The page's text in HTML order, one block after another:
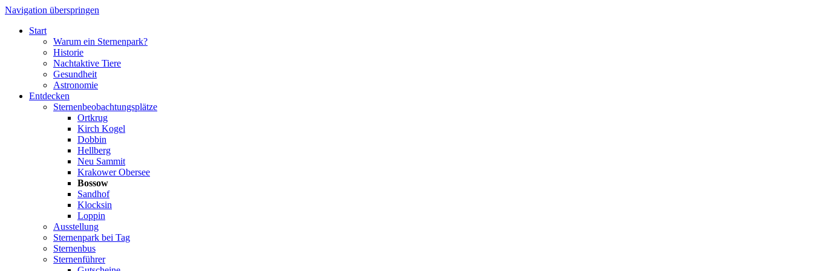
Navigation überspringen
Start
Warum ein Sternenpark?
Historie
Nachtaktive Tiere
Gesundheit
Astronomie
Entdecken
Sternenbeobachtungsplätze
Ortkrug
Kirch Kogel
Dobbin
Hellberg
Neu Sammit
Krakower Obersee
Bossow
Sandhof
Klocksin
Loppin
Ausstellung
Sternenpark bei Tag
Sternenbus
Sternenführer